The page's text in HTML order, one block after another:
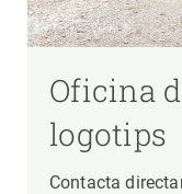
Oficina
logotips
Contacta